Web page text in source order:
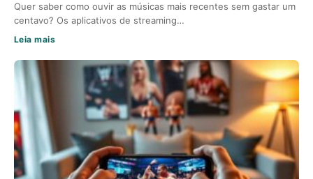
Quer saber como ouvir as músicas mais recentes sem gastar um
centavo? Os aplicativos de streaming…
Leia mais